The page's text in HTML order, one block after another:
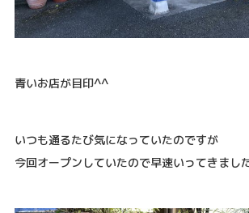
青いお店が目印^^
いつも通るたび気になっていたのですが
今回オープンしていたので早速いってきまし